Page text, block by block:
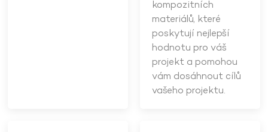
kompozitních
materiálů, které
poskytují nejlepší
hodnotu pro váš
projekt a pomohou
vám dosáhnout cílů
vašeho projektu.